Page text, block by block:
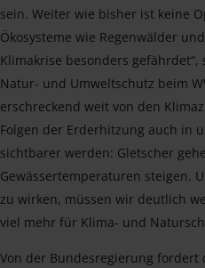
sein. Weiter wie bisher ist keine
Ökosysteme wie Regenwälder
Klimakrise besonders gefährdet“,
Natur- und Umweltschutz beim
erschreckend weit von den
Folgen der Erderhitzung auch in
sichtbarer werden: Gletscher
Gewässertemperaturen steigen.
zu wirken, müssen wir deutlich
viel mehr für Klima- und
Von der Bundesregierung fordert